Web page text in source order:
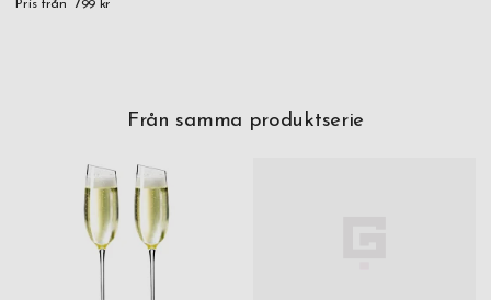
Pris från 799 kr
Från samma produktserie